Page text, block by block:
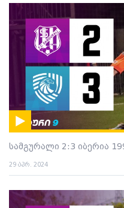
სამგურალი 2:3 იბერია
29 აპრ. 2024